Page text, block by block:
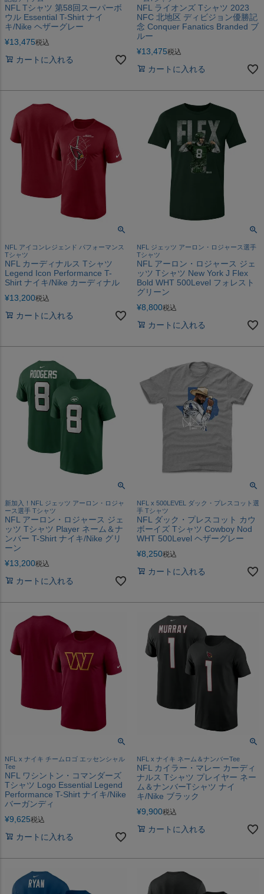
NFL Tシャツ 第58回スーパーボ
ウル Essential T-Shirt ナイ
キ/Nike ヘザーグレー
¥13,475税込
カートに入れる
NFL ライオンズ Tシャツ 2023
NFC 北地区 ディビジョン優勝記
念 Conquer Fanatics Branded ブ
ルー
¥13,475税込
カートに入れる
NFL アイコンレジェンド パフォーマンス
Tシャツ
NFL カーディナルス Tシャツ
Legend Icon Performance T-
Shirt ナイキ/Nike カーディナル
¥13,200税込
カートに入れる
NFL ジェッツ アーロン・ロジャース選手
Tシャツ
NFL アーロン・ロジャース ジェ
ッツ Tシャツ New York J Flex
Bold WHT 500Level フォレスト
グリーン
¥8,800税込
カートに入れる
新加入！NFL ジェッツ アーロン・ロジャ
ース選手 Tシャツ
NFL アーロン・ロジャース ジェ
ッツ Tシャツ Player ネーム＆ナ
ンバー T-Shirt ナイキ/Nike グリ
ーン
¥13,200税込
カートに入れる
NFL x 500LEVEL ダック・プレスコット選
手 Tシャツ
NFL ダック・プレスコット カウ
ボーイズ Tシャツ Cowboy Nod
WHT 500Level ヘザーグレー
¥8,250税込
カートに入れる
NFL x ナイキ チームロゴ エッセンシャル
Tee
NFL ワシントン・コマンダーズ
Tシャツ Logo Essential Legend
Performance T-Shirt ナイキ/Nike
バーガンディ
¥9,625税込
カートに入れる
NFL x ナイキ ネーム＆ナンバーTee
NFL カイラー・マレー カーディ
ナルス Tシャツ プレイヤー ネー
ム＆ナンバーTシャツ ナイ
キ/Nike ブラック
¥9,900税込
カートに入れる